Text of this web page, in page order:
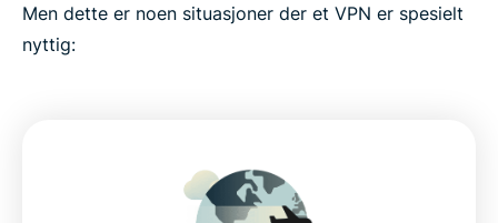
Men dette er noen situasjoner der et VPN er spesielt
nyttig: